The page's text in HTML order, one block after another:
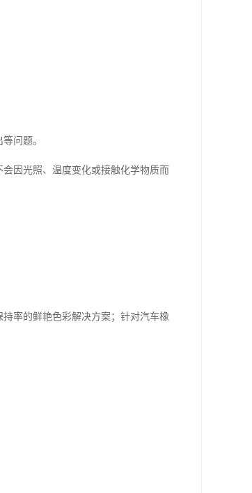
问题。
因光照、温度变化或接触化学物质而
率的鲜艳色彩解决方案；针对汽车橡